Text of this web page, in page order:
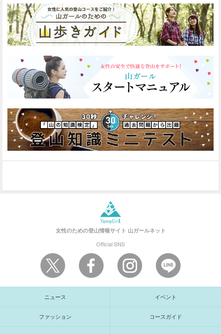
女性のための登山情報サイト 山ガールネット
Official SNS
ニュース イベント
ファッション コースガイド